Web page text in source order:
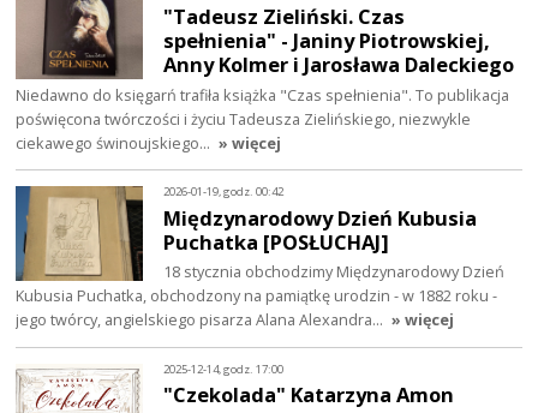
"Tadeusz Zieliński. Czas
spełnienia" - Janiny Piotrowskiej,
Anny Kolmer i Jarosława Daleckiego
Niedawno do księgarń trafiła książka "Czas spełnienia". To publikacja
poświęcona twórczości i życiu Tadeusza Zielińskiego, niezwykle
ciekawego świnoujskiego… » więcej
2026-01-19, godz. 00:42
Międzynarodowy Dzień Kubusia
Puchatka [POSŁUCHAJ]
18 stycznia obchodzimy Międzynarodowy Dzień
Kubusia Puchatka, obchodzony na pamiątkę urodzin - w 1882 roku -
jego twórcy, angielskiego pisarza Alana Alexandra… » więcej
2025-12-14, godz. 17:00
"Czekolada" Katarzyna Amon